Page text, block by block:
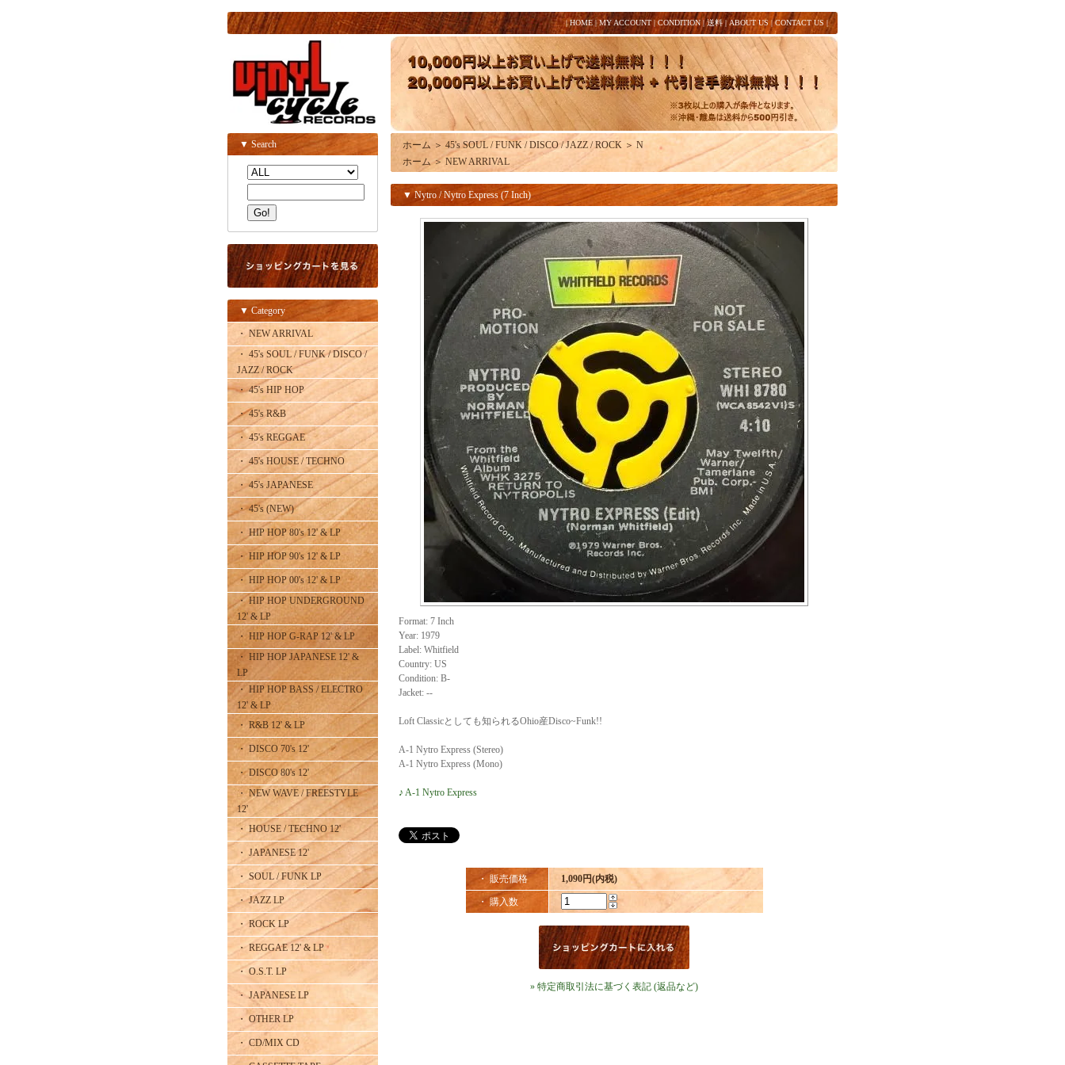
|HOME|MY ACCOUNT |CONDITION |送料| ABOUT US |CONTACT US |
▼ Search
▼ Category
・ NEW ARRIVAL
・ 45's SOUL / FUNK / DISCO /
JAZZ / ROCK
・ 45's HIP HOP
・ 45's R&B
・ 45's REGGAE
・ 45's HOUSE / TECHNO
・ 45's JAPANESE
・ 45's (NEW)
・ HIP HOP 80's 12' & LP
・ HIP HOP 90's 12' & LP
・ HIP HOP 00's 12' & LP
・ HIP HOP UNDERGROUND
12' & LP
・ HIP HOP G-RAP 12' & LP
・ HIP HOP JAPANESE 12' &
LP
・ HIP HOP BASS / ELECTRO
12' & LP
・ R&B 12' & LP
・ DISCO 70's 12'
・ DISCO 80's 12'
・ NEW WAVE / FREESTYLE
12'
・ HOUSE / TECHNO 12'
・ JAPANESE 12'
・ SOUL / FUNK LP
・ JAZZ LP
・ ROCK LP
・ REGGAE 12' & LP
・ O.S.T. LP
・ JAPANESE LP
・ OTHER LP
・ CD/MIX CD
ホーム ＞ 45's SOUL / FUNK / DISCO / JAZZ / ROCK ＞ N
ホーム ＞ NEW ARRIVAL
▼ Nytro / Nytro Express (7 Inch)
Format: 7 Inch
Year: 1979
Label: Whitfield
Country: US
Condition: B-
Jacket: --
Loft Classicとしても知られるOhio産Disco~Funk!!
A-1 Nytro Express (Stereo)
A-1 Nytro Express (Mono)
♪ A-1 Nytro Express
・ 販売価格 1,090円(内税)
・ 購入数
» 特定商取引法に基づく表記 (返品など)